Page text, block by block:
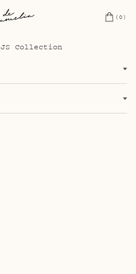
(0)
JS Collection